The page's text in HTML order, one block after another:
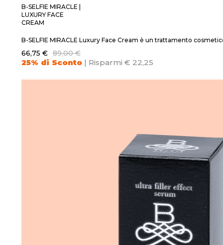
B-SELFIE MIRACLE |
LUXURY FACE
CREAM
B-SELFIE MIRACLE Luxury Face Cream è un trattamento
66,75 € 89,00 €
25% di Sconto | Risparmi € 22,25